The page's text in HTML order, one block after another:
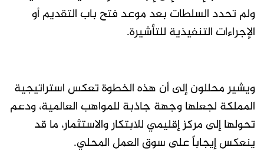
ولم تحدد السلطات بعد موعد فتح باب التقديم أو
الإجراءات التنفيذية للتأشيرة.
ويشير محللون إلى أن هذه الخطوة تعكس استراتيجية
المملكة لجعلها وجهة جاذبة للمواهب العالمية، ودعم
تحولها إلى مركز إقليمي للابتكار والاستثمار، ما قد
ينعكس إيجاباً على سوق العمل المحلي.